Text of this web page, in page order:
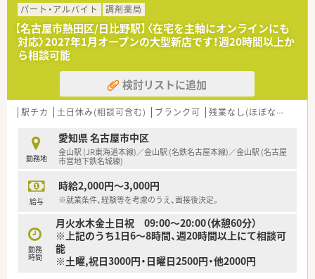
パート・アルバイト
調剤薬局
【名古屋市熱田区/日比野駅】〈在宅を主軸にオンラインにも
対応〉2027年1月オープンの大型新店です！週20時間以上か
ら相談可能
検討リストに追加
駅チカ 土日休み(相談可含む) ブランク可 残業なし(ほぼなし含む)
勤務地
愛知県 名古屋市中区
金山駅 (JR東海道本線)／金山駅 (名鉄名古屋本線)／金山駅 (名古屋
市営地下鉄名城線)
給与
時給2,000円～3,000円
※就業条件、経験等を考慮のうえ、面接後決定。
勤務
時間
月火水木金土日祝 09:00～20:00（休憩60分）
※上記のうち1日6～8時間、週20時間以上にて相談可
能
※土曜,祝日3000円・日曜日2500円・他2000円